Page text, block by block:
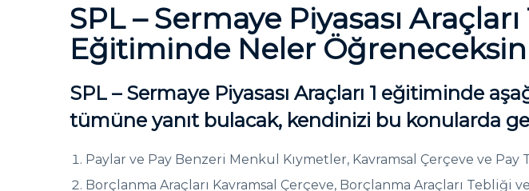
SPL – Sermaye Piyasası Araçları
Eğitiminde Neler
SPL – Sermaye Piyasası Araçları 1 eğitiminde
tümüne yanıt bulacak, kendinizi bu konularda
Paylar ve Pay Benzeri Menkul Kıymetler, Kavramsal Çerçeve ve Pay
Borçlanma Araçları Kavramsal Çerçeve, Borçlanma Araçları Tebliği